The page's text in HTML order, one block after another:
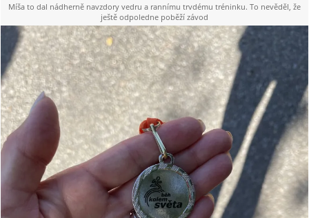
Míša to dal nádherně navzdory vedru a rannímu trvdému tréninku. To nevěděl, že
ještě odpoledne poběží závod